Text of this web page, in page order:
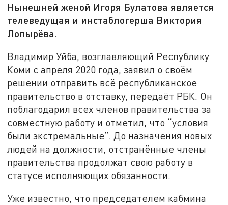
Нынешней женой Игоря Булатова является
телеведущая и инстаблогерша Виктория
Лопырёва.
Владимир Уйба, возглавляющий Республику
Коми с апреля 2020 года, заявил о своём
решении отправить всё республиканское
правительство в отставку, передаёт РБК. Он
поблагодарил всех членов правительства за
совместную работу и отметил, что “условия
были экстремальные”. До назначения новых
людей на должности, отстранённые члены
правительства продолжат свою работу в
статусе исполняющих обязанности.
Уже известно, что председателем кабмина